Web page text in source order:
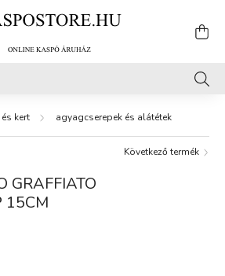
kert agyagcserepek és alátétek
Következő termék
GRAFFIATO
15CM